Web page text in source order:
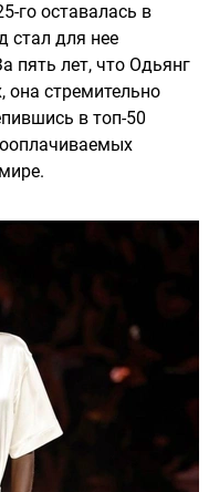
го оставалась в
стал для нее
пять лет, что Одьянг
стремительно
в топ-50